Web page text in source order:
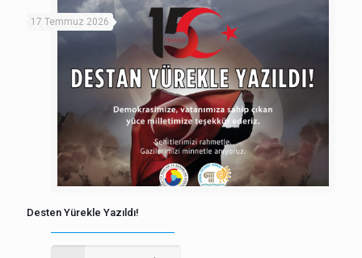
17 Temmuz 2026
Desten Yürekle Yazıldı!